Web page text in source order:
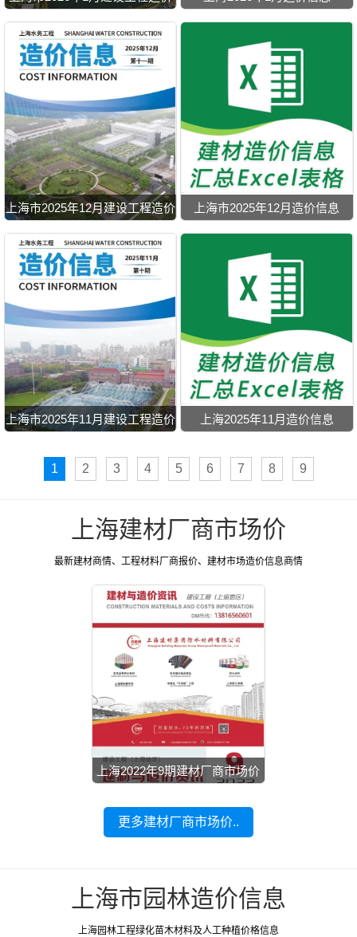
信息
上海市2025年12月建设工程造价
信息
上海市2025年12月造价信息
上海市2025年11月建设工程造价
上海2025年11月造价信息
1 2 3 4 5 6 7 8 9
上海建材厂商市场价
最新建材商情、工程材料厂商报价、建材市场造价信息商情
上海2022年9期建材厂商市场价
更多建材厂商市场价..
上海市园林造价信息
上海园林工程绿化苗木材料及人工种植价格信息